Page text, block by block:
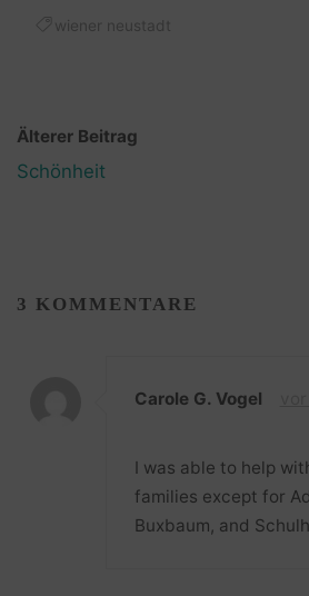
wiener neustadt
Älterer Beitrag
Schönheit
3 KOMMENTARE
Carole G. Vogel
I was able to help
families except for
Buxbaum, and